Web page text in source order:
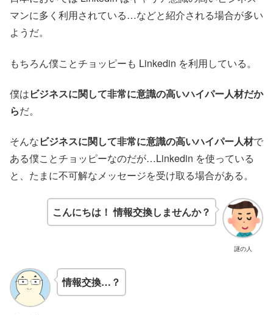
マンに多く利用されている…などと紹介される場合が多い
ようだ。
もちろん僕ことチョッピーも Linkedin を利用している。
僕はビジネスに関して非常に意識の高いハイパー人材だか
らだ。
そんなビジネスに関して非常に意識の高いハイパー人材で
ある僕ことチョッピーなのだが…Linkedin を使っている
と、たまに不可解なメッセージを受け取る場合がある。
謎の人
こんにちは！ 情報交換しませんか？
情報交換…？